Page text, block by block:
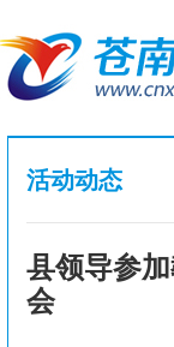
活动动态
县领导参
会